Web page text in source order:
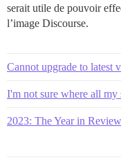
serait utile de pouvoir
l’image Discourse.
Cannot upgrade to latest
I'm not sure where all my
2023: The Year in Review